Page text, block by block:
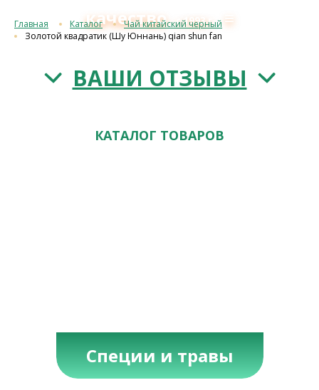
качествос 1993 г.≡
Главная Каталог
Чай китайский черный
Золотой квадратик (Шу Юннань) qian shun fan
ВАШИ ОТЗЫВЫ
КАТАЛОГ ТОВАРОВ
Специи и травы